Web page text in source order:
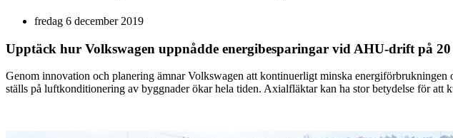
fredag 6 december 2019
Upptäck hur Volkswagen uppnådde energibesparingar vid AHU-drift på
Genom innovation och planering ämnar Volkswagen att kontinuerligt minska
ställs på luftkonditionering av byggnader ökar hela tiden. Axialfläktar kan ha stor betydelse för att